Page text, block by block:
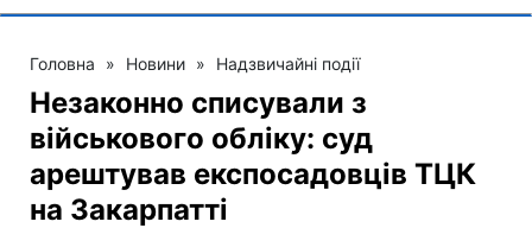
Головна » Новини » Надзвичайні події
Незаконно списували з
військового обліку: суд
арештував експосадовців ТЦК
на Закарпатті